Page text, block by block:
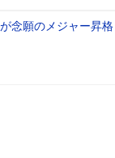
念願のメジャー昇格